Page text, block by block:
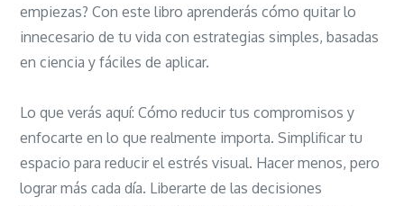
empiezas? Con este libro aprenderás cómo quitar lo
innecesario de tu vida con estrategias simples, basadas
en ciencia y fáciles de aplicar.
Lo que verás aquí: Cómo reducir tus compromisos y
enfocarte en lo que realmente importa. Simplificar tu
espacio para reducir el estrés visual. Hacer menos, pero
lograr más cada día. Liberarte de las decisiones